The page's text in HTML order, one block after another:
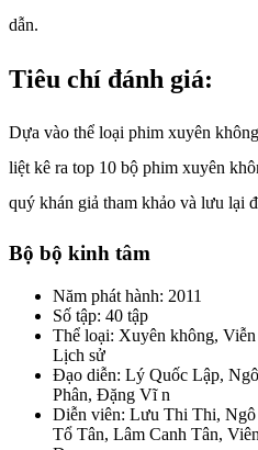
dẫn.
Tiêu chí đánh giá:
Dựa vào thể loại phim xuyên
liệt kê ra top 10 bộ phim xuyên
quý khán giả tham khảo và lưu lại
Bộ bộ kinh tâm
Năm phát hành: 2011
Số tập: 40 tập
Thể loại: Xuyên không,
Lịch sử
Đạo diễn: Lý Quốc Lập,
Phân, Đặng Vĩ n
Diễn viên: Lưu Thi Thi,
Tổ Tân, Lâm Canh Tân,